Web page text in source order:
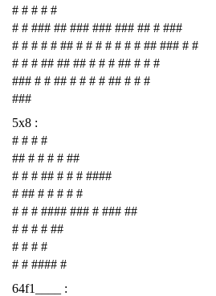
# # # # #
# # ### ## ### ### ### ## # ###
# # # # # ## # # # # # # # ## ### # #
# # # ## ## ## # # # ## # # #
### # # ## # # # # ## # # #
###
5x8 :
# # # #
## # # # # ##
# # # ## # # # ####
# ## # # # # #
# # # #### ### # ### ##
# # # # ##
# # # #
# # #### #
64f1____ :